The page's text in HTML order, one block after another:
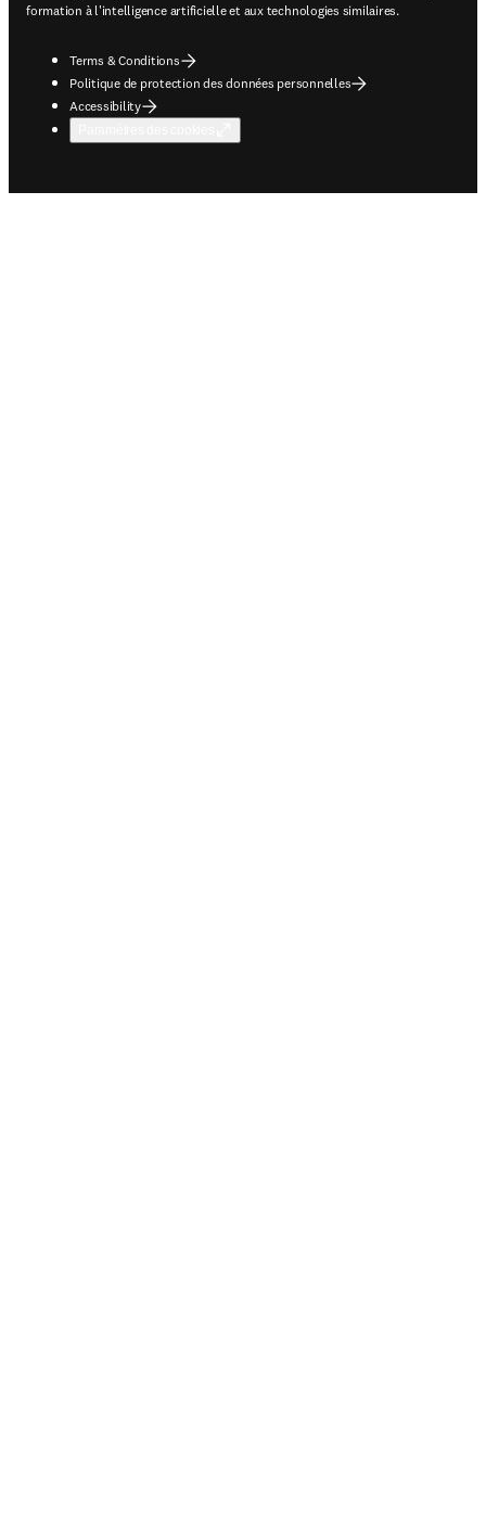
formation à l'intelligence artificielle et aux technologies similaires.
Terms & Conditions
Politique de protection des données personnelles
Accessibility